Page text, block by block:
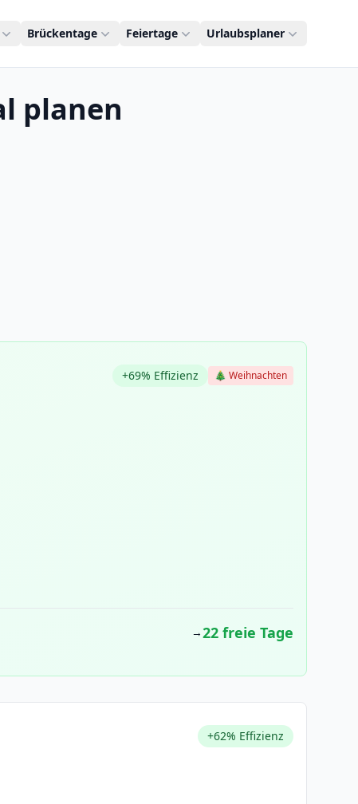
Brückentage Feiertage Urlaubsplaner
planen
+69% Effizienz 🎄 Weihnachten
→22 freie Tage
+62% Effizienz